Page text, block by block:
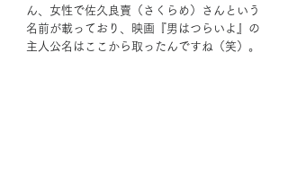
ん、女性で佐久良賣（さくらめ）さんという
名前が載っており、映画『男はつらいよ』の
主人公名はここから取ったんですね（笑）。